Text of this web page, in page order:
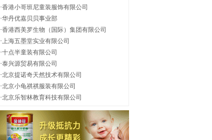
·香港小哥班尼童装服饰有限公司
·华丹优嘉贝贝事业部
·香港西美罗生物（国际）集团有限公司
·上海五墨堂实业有限公司
·十点半童装有限公司
·泰兴源贸易有限公司
·北京提诺奇天然技术有限公司
·北京小龟祺祺服装有限公司
·北京乐智林教育科技有限公司